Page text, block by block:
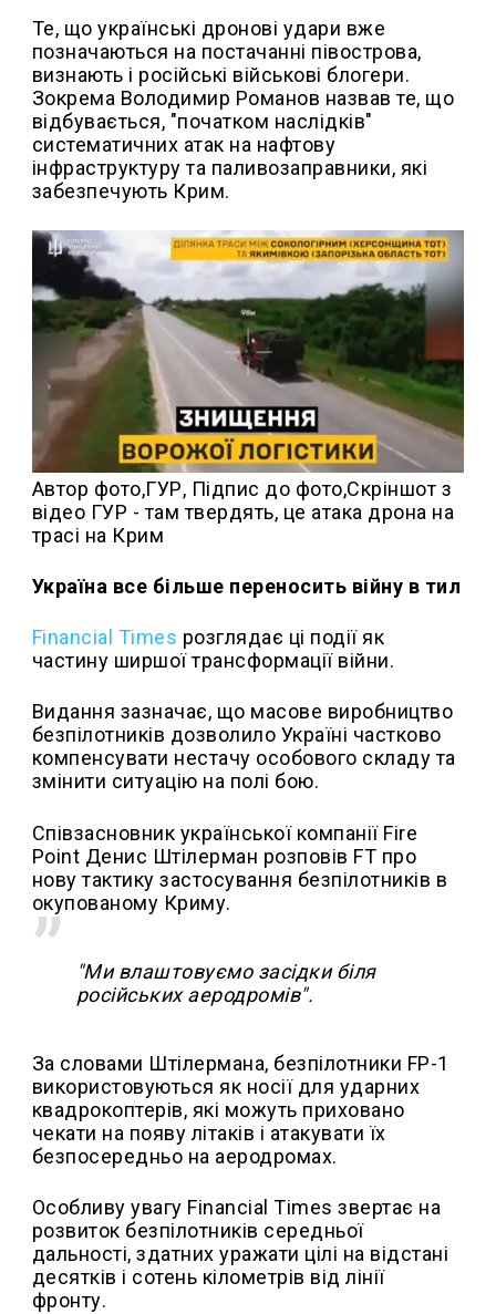
Те, що українські дронові удари вже
позначаються на постачанні півострова,
визнають і російські військові блогери.
Зокрема Володимир Романов назвав те, що
відбувається, "початком наслідків"
систематичних атак на нафтову
інфраструктуру та паливозаправники, які
забезпечують Крим.
Автор фото,ГУР, Підпис до фото,Скріншот з
відео ГУР - там твердять, це атака дрона на
трасі на Крим
Україна все більше переносить війну в тил
Financial Times розглядає ці події як
частину ширшої трансформації війни.
Видання зазначає, що масове виробництво
безпілотників дозволило Україні частково
компенсувати нестачу особового складу та
змінити ситуацію на полі бою.
Співзасновник української компанії Fire
Point Денис Штілерман розповів FT про
нову тактику застосування безпілотників в
окупованому Криму.
"Ми влаштовуємо засідки біля
російських аеродромів".
За словами Штілермана, безпілотники FP-1
використовуються як носії для ударних
квадрокоптерів, які можуть приховано
чекати на появу літаків і атакувати їх
безпосередньо на аеродромах.
Особливу увагу Financial Times звертає на
розвиток безпілотників середньої
дальності, здатних уражати цілі на відстані
десятків і сотень кілометрів від лінії
фронту.